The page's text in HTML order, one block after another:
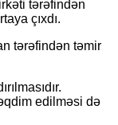
tərəfindən
çıxdı.
tərəfindən təmir
edilməsi də